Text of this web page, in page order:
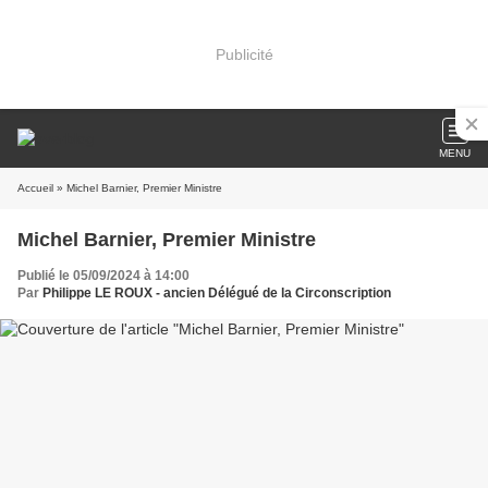
Publicité
MENU
Accueil » Michel Barnier, Premier Ministre
Michel Barnier, Premier Ministre
Publié le 05/09/2024 à 14:00
Par Philippe LE ROUX - ancien Délégué de la Circonscription